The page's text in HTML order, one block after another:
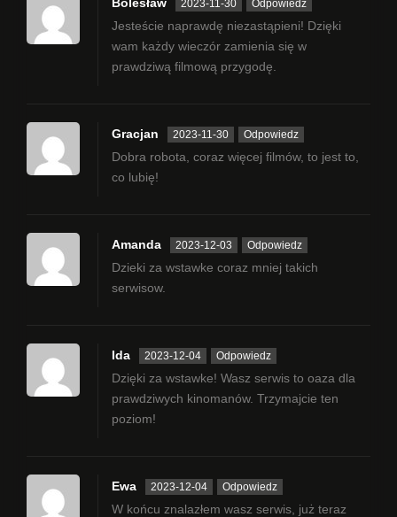
2023-11-30 Odpowiedz
Jesteście naprawdę niezastąpieni! Dzięki
wam każdy wieczór zamienia się w
prawdziwą filmową przygodę.
Gracjan 2023-11-30 Odpowiedz
Dobra robota, coraz więcej filmów, to jest to,
co lubię!
Amanda 2023-12-03 Odpowiedz
Dzieki za wstawke coraz mniej takich
serwisow.
Ida 2023-12-04 Odpowiedz
Dzięki za wstawke! Wasz serwis to oaza dla
prawdziwych kinomanów. Trzymajcie ten
poziom!
Ewa 2023-12-04 Odpowiedz
W końcu znalazłem wasz serwis, już teraz